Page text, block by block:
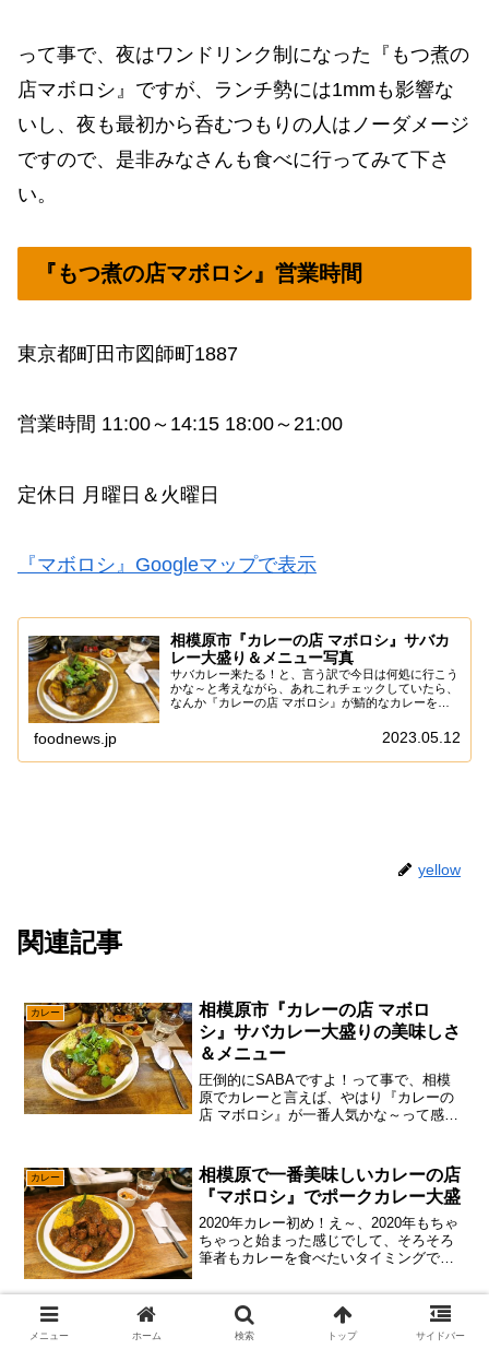
って事で、夜はワンドリンク制になった『もつ煮の
店マボロシ』ですが、ランチ勢には1mmも影響な
いし、夜も最初から呑むつもりの人はノーダメージ
ですので、是非みなさんも食べに行ってみて下さ
い。
『もつ煮の店マボロシ』営業時間
東京都町田市図師町1887
営業時間 11:00～14:15 18:00～21:00
定休日 月曜日＆火曜日
『マボロシ』Googleマップで表示
相模原市『カレーの店 マボロシ』サバカ
レー大盛り＆メニュー写真
サバカレー来たる！と、言う訳で今日は何処に行こう
かな～と考えながら、あれこれチェックしていたら、
なんか『カレーの店 マボロシ』が鯖的なカレーを出
や、前に食べてハマったので、このタイミングを逃す
foodnews.jp 2023.05.12
yellow
関連記事
カレー
相模原市『カレーの店 マボロ
シ』サバカレー大盛りの美味しさ
＆メニュー
圧倒的にSABAですよ！って事で、相模
原でカレーと言えば、やはり『カレーの
店 マボロシ』が一番人気かな～って感じ
～……個人的にはマトン（羊）が一番だ
と思っているのですが...
カレー
相模原で一番美味しいカレーの店
『マボロシ』でポークカレー大盛
2020年カレー初め！え～、2020年もちゃ
ちゃっと始まった感じでして、そろそろ
筆者もカレーを食べたいタイミングで御
が多いのですが、まあ日本国内にはカレ
ーって様々なタイプがある感じでして、
ガチインド勢とか...
定食＆洋食
町田市『もつ煮の店マボロシ』タ
メニュー ホーム 検索 トップ サイドバー